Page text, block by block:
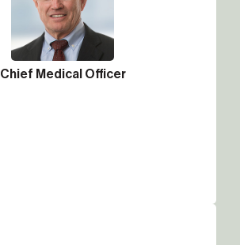
Chief Medical Officer